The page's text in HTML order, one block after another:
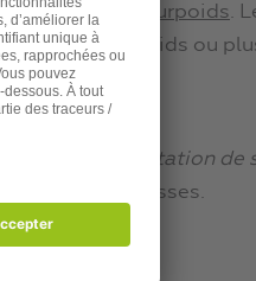
comme en surpoids.
est en surpoids ou
unproblème
et d’acceptation de
sont trop grosses.